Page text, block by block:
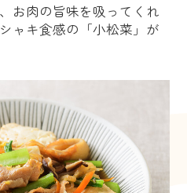
お肉の旨味を吸ってくれ
ャキ食感の「小松菜」が